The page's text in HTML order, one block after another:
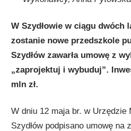
W Szydłowie w ciągu dwóch
zostanie nowe przedszkole
Szydłów zawarła umowę z
„zaprojektuj i wybuduj”.
mln zł.
W dniu 12 maja br. w Urzędzie
Szydłów podpisano umowę na